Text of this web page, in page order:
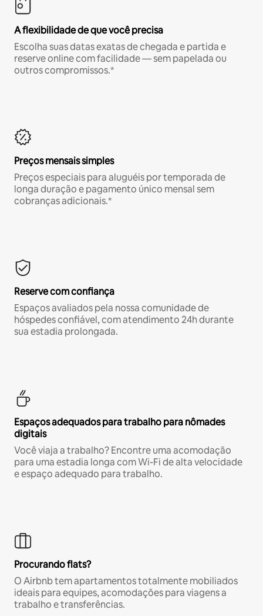
A flexibilidade de que você precisa
Escolha suas datas exatas de chegada e partida e
reserve online com facilidade — sem papelada ou
outros compromissos.*
Preços mensais simples
Preços especiais para aluguéis por temporada de
longa duração e pagamento único mensal sem
cobranças adicionais.*
Reserve com confiança
Espaços avaliados pela nossa comunidade de
hóspedes confiável, com atendimento 24h durante
sua estadia prolongada.
Espaços adequados para trabalho para nômades
digitais
Você viaja a trabalho? Encontre uma acomodação
para uma estadia longa com Wi-Fi de alta velocidade
e espaço adequado para trabalho.
Procurando flats?
O Airbnb tem apartamentos totalmente mobiliados
ideais para equipes, acomodações para viagens a
trabalho e transferências.